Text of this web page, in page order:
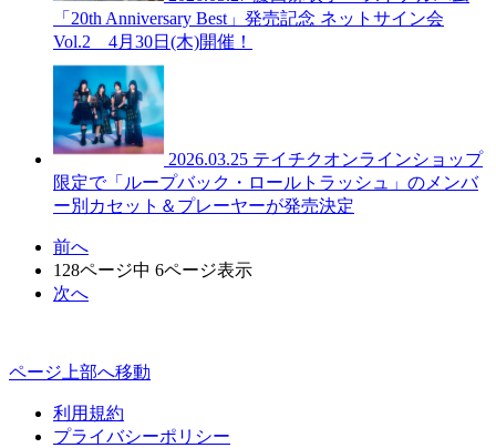
「20th Anniversary Best」発売記念 ネットサイン会
Vol.2 4月30日(木)開催！
2026.03.25 テイチクオンラインショップ
限定で「ループバック・ロールトラッシュ」のメンバ
ー別カセット＆プレーヤーが発売決定
前へ
128ページ中 6ページ表示
次へ
ページ上部へ移動
利用規約
プライバシーポリシー